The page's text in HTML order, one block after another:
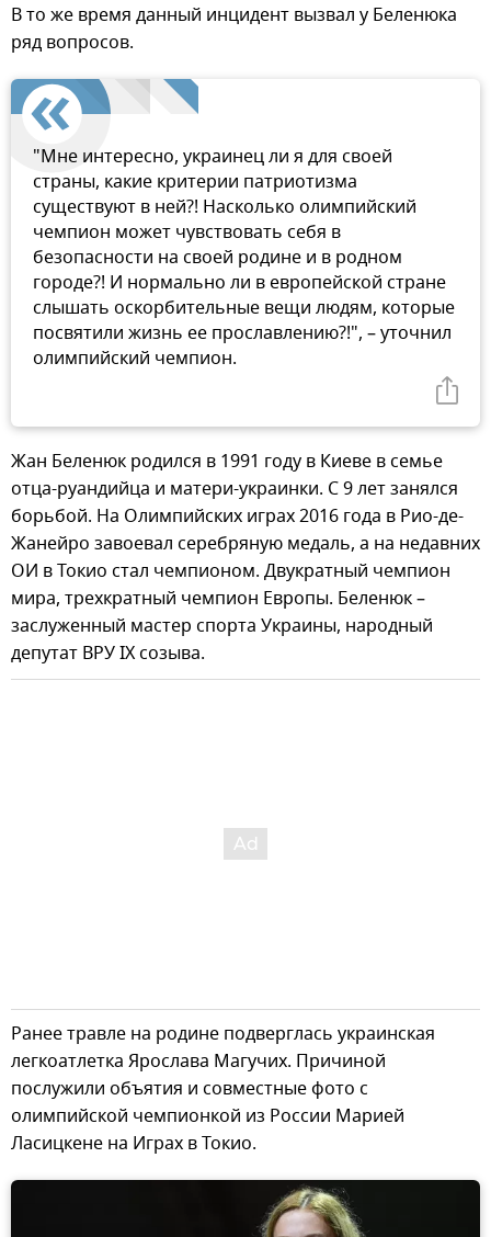
В то же время данный инцидент вызвал у Беленюка
ряд вопросов.
"Мне интересно, украинец ли я для своей
страны, какие критерии патриотизма
существуют в ней?! Насколько олимпийский
чемпион может чувствовать себя в
безопасности на своей родине и в родном
городе?! И нормально ли в европейской стране
слышать оскорбительные вещи людям, которые
посвятили жизнь ее прославлению?!", – уточнил
олимпийский чемпион.
Жан Беленюк родился в 1991 году в Киеве в семье
отца-руандийца и матери-украинки. С 9 лет занялся
борьбой. На Олимпийских играх 2016 года в Рио-де-
Жанейро завоевал серебряную медаль, а на недавних
ОИ в Токио стал чемпионом. Двукратный чемпион
мира, трехкратный чемпион Европы. Беленюк –
заслуженный мастер спорта Украины, народный
депутат ВРУ IX созыва.
Ранее травле на родине подверглась украинская
легкоатлетка Ярослава Магучих. Причиной
послужили объятия и совместные фото с
олимпийской чемпионкой из России Марией
Ласицкене на Играх в Токио.